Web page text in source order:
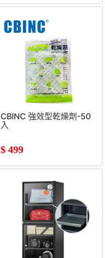
CBINC 強效型乾燥劑-50
入
$ 499